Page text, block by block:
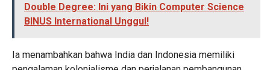
Double Degree: Ini yang Bikin Computer Science
BINUS International Unggul!
Ia menambahkan bahwa India dan Indonesia memiliki